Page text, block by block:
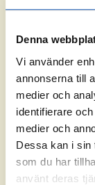
Denna
Vi använder
annonserna till
medier och
identifierare
medier och
Dessa kan i sin
som du har
använt deras
Sveg
Gränsgatan
17, 842
32 Sveg
KA-
nummer: